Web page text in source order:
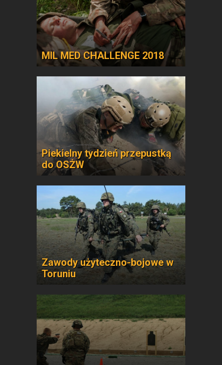
MIL MED CHALLENGE 2018
Piekielny tydzień przepustką
do OSŻW
Zawody użyteczno-bojowe w
Toruniu